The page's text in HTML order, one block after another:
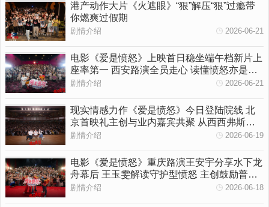
港产动作大片《火遮眼》“狠”解压“狠”过瘾带
你燃爽过假期
剧情介绍 2026-06-21
电影《爱是愤怒》上映首日稳坐端午档新片上
座率第一 西安路演全员走心 读懂愤怒亦是温
柔守护
剧情介绍 2026-06-21
现实情感力作《爱是愤怒》今日登陆院线 北
京首映礼主创与业内嘉宾共聚 从西西弗斯到
女性觉醒多维拆解影片内核
剧情介绍 2026-06-19
电影《爱是愤怒》重庆路演王安宇分享水下龙
舟幕后 王玉雯解读守护型愤怒 主创鼓励普通
人勇敢挥出一拳
剧情介绍 2026-06-18